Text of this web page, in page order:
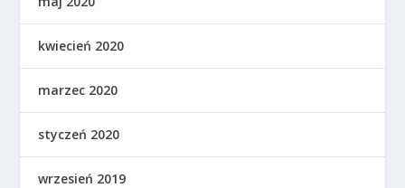
kwiecień 2020
marzec 2020
styczeń 2020
wrzesień 2019